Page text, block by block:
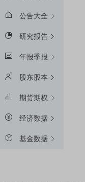
公告大全
研究报告
年报季报
股东股本
期货期权
经济数据
基金数据